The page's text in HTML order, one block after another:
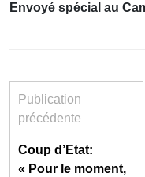
Envoyé spécial au
Publication
précédente
Coup d’Etat:
« Pour le moment,